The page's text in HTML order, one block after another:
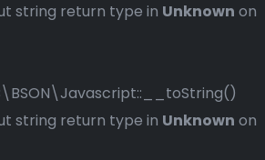
string return type in Unknown on
string return type in Unknown on